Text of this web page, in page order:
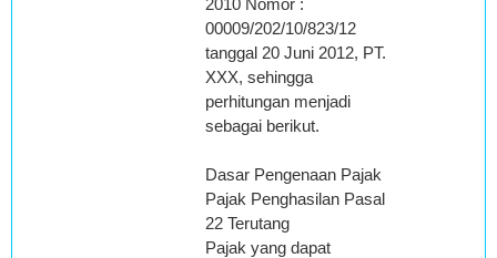
00009/202/10/823/12
tanggal 20 Juni 2012, PT.
XXX, sehingga
perhitungan menjadi
sebagai berikut.
Dasar Pengenaan Pajak
Pajak Penghasilan Pasal
22 Terutang
Pajak yang dapat